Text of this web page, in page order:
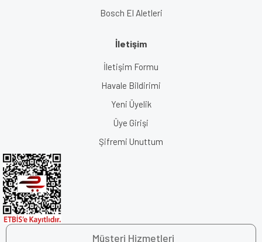
Bosch El Aletleri
İletişim
İletişim Formu
Havale Bildirimi
Yeni Üyelik
Üye Girişi
Şifremi Unuttum
Müşteri Hizmetleri